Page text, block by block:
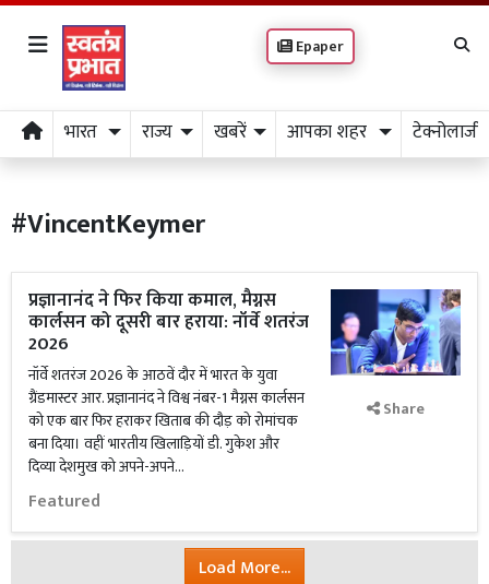
Epaper
भारत राज्य खबरें आपका शहर टेक्नोलाजी
#VincentKeymer
प्रज्ञानानंद ने फिर किया कमाल, मैग्नस
कार्लसन को दूसरी बार हराया: नॉर्वे शतरंज
2026
नॉर्वे शतरंज 2026 के आठवें दौर में भारत के युवा
ग्रैंडमास्टर आर. प्रज्ञानानंद ने विश्व नंबर-1 मैग्नस कार्लसन
को एक बार फिर हराकर खिताब की दौड़ को रोमांचक
बना दिया। वहीं भारतीय खिलाड़ियों डी. गुकेश और
दिव्या देशमुख को अपने-अपने...
Featured
Share
Load More...